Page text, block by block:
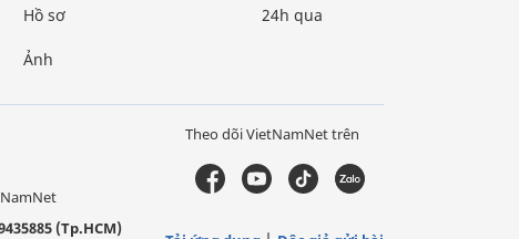
Hồ sơ
Ảnh
24h qua
(Tp.HCM)
Theo dõi VietNamNet trên